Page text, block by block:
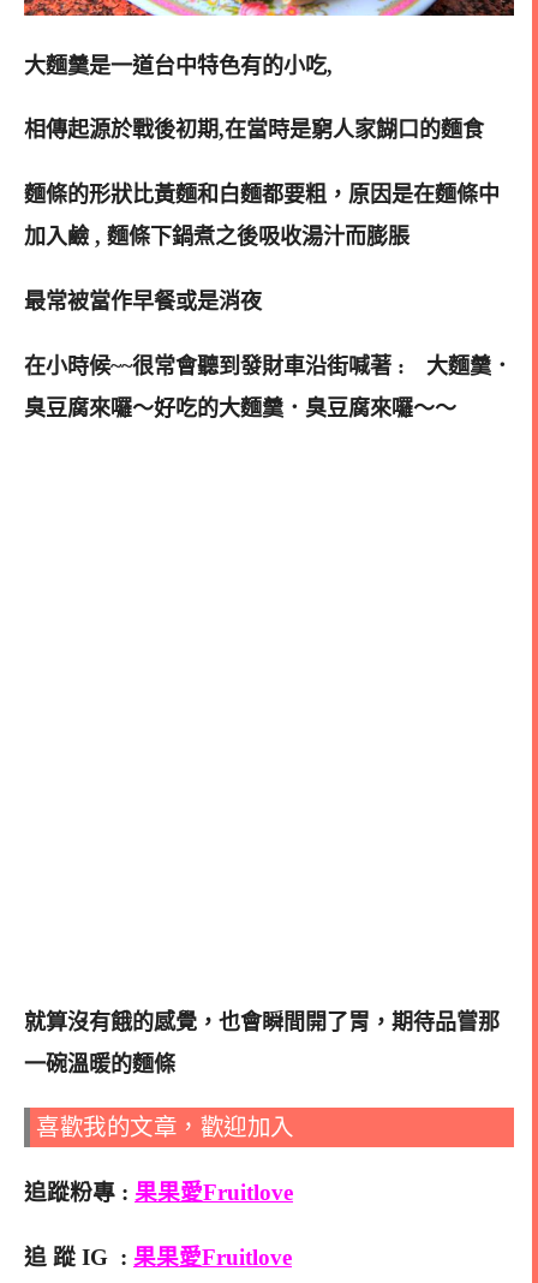
大麵羹是一道台中特色有的小吃,
相傳起源於戰後初期,在當時是窮人家餬口的麵食
麵條的形狀比黃麵和白麵都要粗，原因是在麵條中
加入鹼 , 麵條下鍋煮之後吸收湯汁而膨脹
最常被當作早餐或是消夜
在小時候~~很常會聽到發財車沿街喊著 : 大麵羹．
臭豆腐來囉～好吃的大麵羹．臭豆腐來囉～～
就算沒有餓的感覺，也會瞬間開了胃，期待品嘗那
一碗溫暖的麵條
喜歡我的文章，歡迎加入
追蹤粉專 : 果果愛Fruitlove
追 蹤 IG : 果果愛Fruitlove